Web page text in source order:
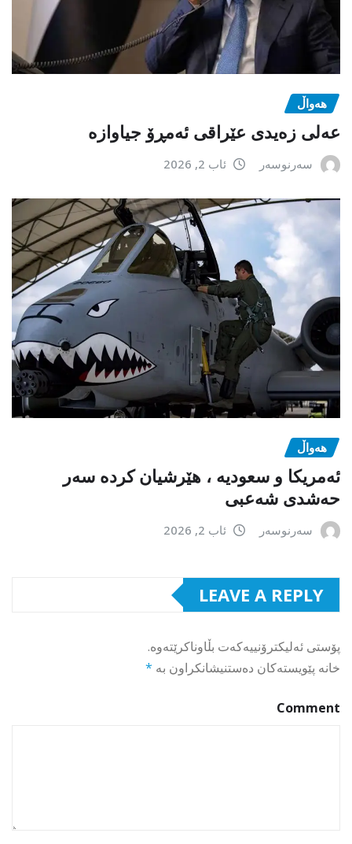
هەواڵ
عەلی زەیدی عێراقی ئەمڕۆ جیاوازە
سەرنوسەر ئاب 2, 2026
هەواڵ
ئەمریکا و سعودیە ، هێرشیان کردە سەر
حەشدی شەعبی
سەرنوسەر ئاب 2, 2026
LEAVE A REPLY
پۆستی ئەلیکترۆنییەکەت بڵاوناکرێتەوە.
خانە پێویستەکان دەستنیشانکراون بە *
Comment